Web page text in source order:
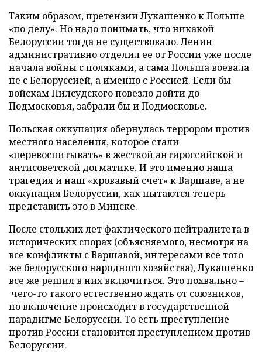
Таким образом, претензии Лукашенко к Польше
«по делу». Но надо понимать, что никакой
Белоруссии тогда не существовало. Ленин
административно отделил ее от России уже после
начала войны с поляками, а сама Польша воевала
не с Белоруссией, а именно с Россией. Если бы
войскам Пилсудского повезло дойти до
Подмосковья, забрали бы и Подмосковье.
Польская оккупация обернулась террором против
местного населения, которое стали
«перевоспитывать» в жесткой антироссийской и
антисоветской догматике. И это именно наша
трагедия и наш «кровавый счет» к Варшаве, а не
оккупация Белоруссии, как пытаются теперь
представить это в Минске.
После стольких лет фактического нейтралитета в
исторических спорах (объясняемого, несмотря на
все конфликты с Варшавой, интересами все того
же белорусского народного хозяйства), Лукашенко
все же решил в них включиться. Это похвально –
чего-то такого естественно ждать от союзников,
но включение происходит в государственной
парадигме Белоруссии. То есть преступление
против России становится преступлением против
Белоруссии.